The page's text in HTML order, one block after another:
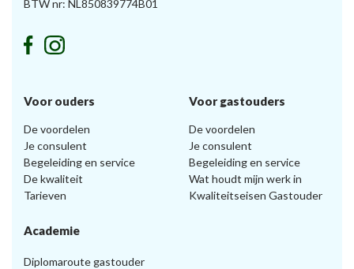
BTW nr: NL850839774B01
Voor ouders
De voordelen
Je consulent
Begeleiding en service
De kwaliteit
Tarieven
Voor gastouders
De voordelen
Je consulent
Begeleiding en service
Wat houdt mijn werk in
Kwaliteitseisen Gastouder
Academie
Diplomaroute gastouder